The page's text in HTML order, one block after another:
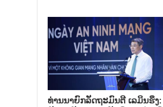
ທ່ານນາຍົກລັດຖະມົນຕີ ເລມິນຮຶງ: